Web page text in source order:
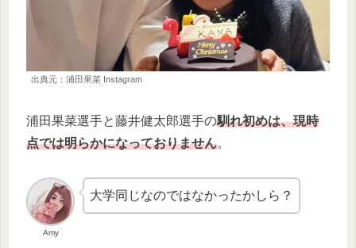
出典元：浦田果菜 Instagram
浦田果菜選手と藤井健太郎選手の馴れ初めは、現時
点では明らかになっておりません。
Amy
大学同じなのではなかったかしら？